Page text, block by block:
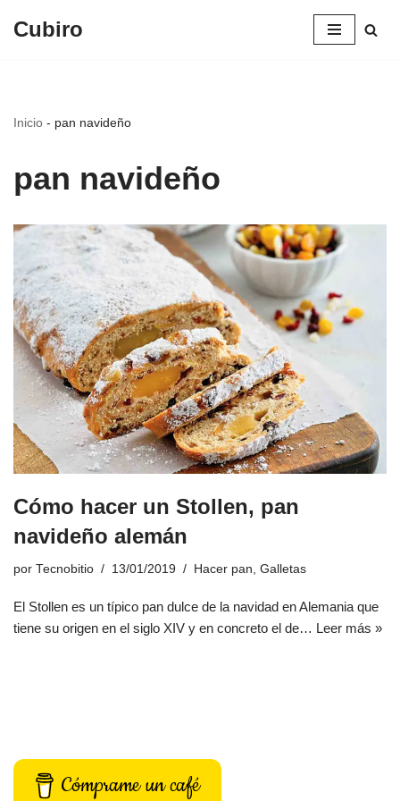
Cubiro
Inicio - pan navideño
pan navideño
Cómo hacer un Stollen, pan
navideño alemán
por Tecnobitio 13/01/2019 Hacer pan Galletas
El Stollen es un típico pan dulce de la navidad en Alemania que
tiene su origen en el siglo XIV y en concreto el de… Leer más »
Cómprame un café